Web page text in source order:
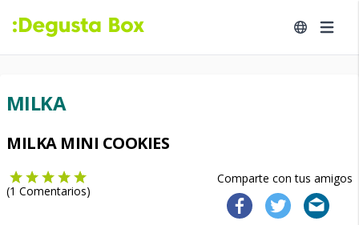
MILKA
MILKA MINI COOKIES
Comparte con tus amigos
(1 Comentarios)